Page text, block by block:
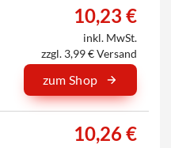
10,23 €
inkl. MwSt.
zzgl. 3,99 € Versand
zum Shop
10,26 €